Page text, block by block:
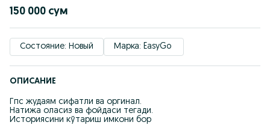
150 000 сум
Состояние: Новый Марка: EasyGo
ОПИСАНИЕ
Гпс жудаям сифатли ва оргинал.
Натижа оласиз ва фойдаси тегади.
Историясини кўтариш имкони бор